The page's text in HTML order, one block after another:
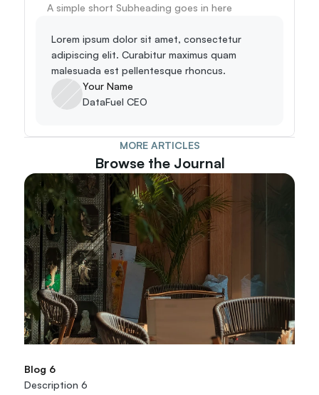
A simple short Subheading goes in here
Lorem ipsum dolor sit amet, consectetur
adipiscing elit. Curabitur maximus quam
malesuada est pellentesque rhoncus.
Your Name
DataFuel CEO
MORE ARTICLES
Browse the Journal
Blog 6
Description 6